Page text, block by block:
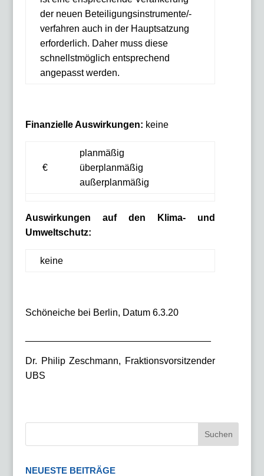
der neuen Beteiligungsinstrumente/-
verfahren auch in der Hauptsatzung
erforderlich. Daher muss diese
schnellstmöglich entsprechend
angepasst werden.
Finanzielle Auswirkungen: keine
€
planmäßig
überplanmäßig
außerplanmäßig
Auswirkungen auf den Klima- und
Umweltschutz:
keine
Schöneiche bei Berlin, Datum 6.3.20
Dr. Philip Zeschmann, Fraktionsvorsitzender
UBS
NEUESTE BEITRÄGE